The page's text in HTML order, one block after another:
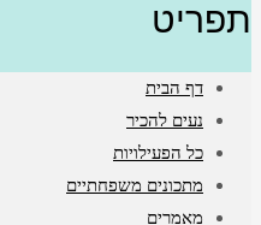
תפריט
דף הבית
נעים להכיר
כל הפעילויות
מתכונים משפחתיים
מאמרים